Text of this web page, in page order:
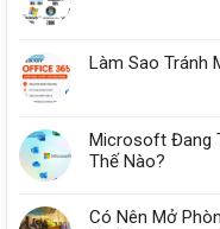
Làm Sao Tránh
Microsoft Đang
Thế Nào?
Có Nên Mở